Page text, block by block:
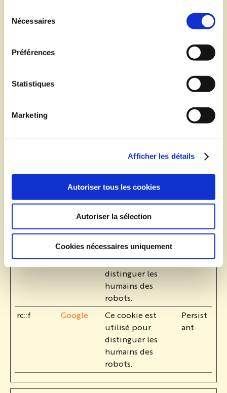
Nécessaires
Préférences
Statistiques
Marketing
Afficher les détails
Autoriser tous les cookies
Autoriser la sélection
Cookies nécessaires uniquement
valides sur
l'utilisation du
Persist
ant
Google
Ce cookie est
distinguer les
humains des
robots.
Google
Ce cookie est
utilisé pour
distinguer les
humains des
robots.
n
rc::f Google
Ce cookie est
utilisé pour
distinguer les
humains des
robots.
Persist
ant